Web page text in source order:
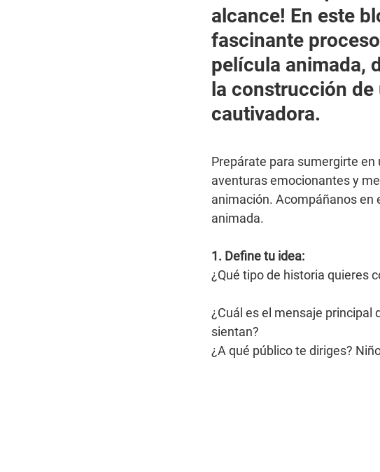
alcance! En este
fascinante
película animada,
la construcción
cautivadora.
Prepárate para sumergirte
aventuras emocionantes y
animación. Acompáñanos en
animada.
1. Define tu idea:
¿Qué tipo de historia quieres
¿Cuál es el mensaje principal
sientan?
¿A qué público te diriges?